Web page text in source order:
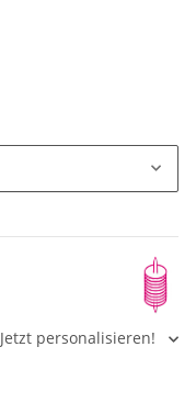
Jetzt personalisieren!